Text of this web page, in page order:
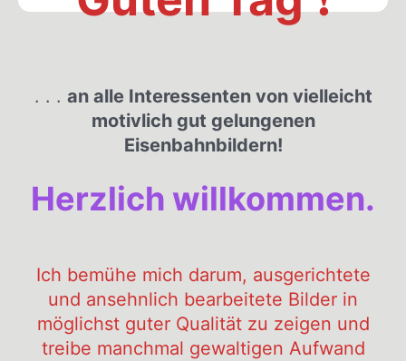
. . . an alle Interessenten von vielleicht
motivlich gut gelungenen
Eisenbahnbildern!
Herzlich willkommen.
Ich bemühe mich darum, ausgerichtete
und ansehnlich bearbeitete Bilder in
möglichst guter Qualität zu zeigen und
treibe manchmal gewaltigen Aufwand